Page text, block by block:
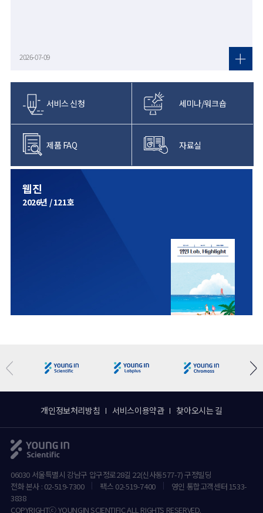
2026-07-09
서비스 신청 세미나/워크숍
제품 FAQ 자료실
웹진
2026년 / 121호
개인정보처리방침 서비스이용약관 찾아오시는 길
06030 서울특별시 강남구 압구정로28길 22(신사동577-7) 구정빌딩
전화 본사 : 02-519-7300
팩스 02-519-7400
영인 통합고객센터 1533-
3838
COPYRIGHTⓒ YOUNGIN SCIENTIFIC ALL RIGHTS RESERVED.